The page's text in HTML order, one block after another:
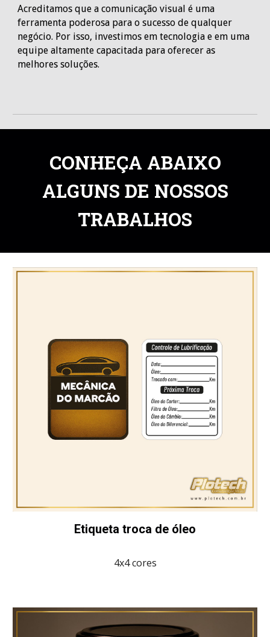
Acreditamos que a comunicação visual é uma
ferramenta poderosa para o sucesso de qualquer
negócio. Por isso, investimos em tecnologia e em uma
equipe altamente capacitada para oferecer as
melhores soluções.
CONHEÇA ABAIXO
ALGUNS DE NOSSOS
TRABALHOS
Etiqueta troca de óleo
4x4 cores